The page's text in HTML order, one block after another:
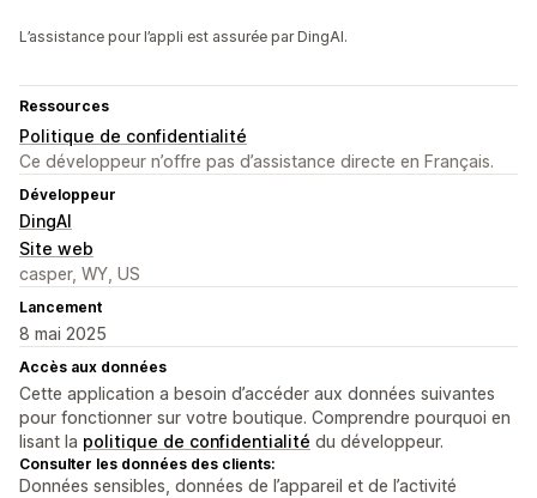
L’assistance pour l’appli est assurée par DingAI.
Ressources
Politique de confidentialité
Ce développeur n’offre pas d’assistance directe en Français.
Développeur
DingAI
Site web
casper, WY, US
Lancement
8 mai 2025
Accès aux données
Cette application a besoin d’accéder aux données suivantes
pour fonctionner sur votre boutique. Comprendre pourquoi en
lisant la politique de confidentialité du développeur.
Consulter les données des clients:
Données sensibles, données de l’appareil et de l’activité